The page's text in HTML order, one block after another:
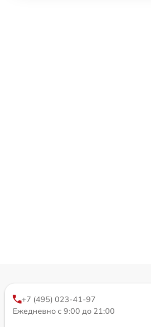
+7 (495) 023-41-97
Ежедневно с 9:00 до 21:00